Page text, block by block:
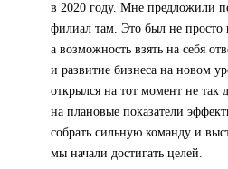
в 2020 году. Мне предложили
филиал там. Это был не просто
а возможность взять на себя
и развитие бизнеса на новом
открылся на тот момент не
на плановые показатели
собрать сильную команду и
мы начали достигать целей.